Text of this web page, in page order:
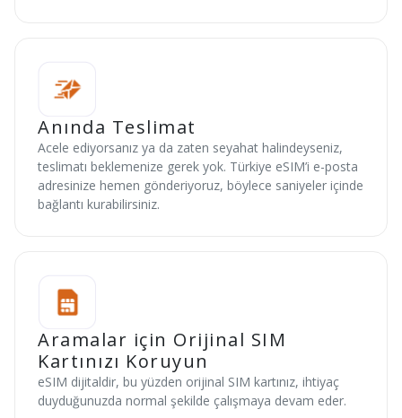
Anında Teslimat
Acele ediyorsanız ya da zaten seyahat halindeyseniz,
teslimatı beklemenize gerek yok. Türkiye eSIM’i e-posta
adresinize hemen gönderiyoruz, böylece saniyeler içinde
bağlantı kurabilirsiniz.
Aramalar için Orijinal SIM
Kartınızı Koruyun
eSIM dijitaldir, bu yüzden orijinal SIM kartınız, ihtiyaç
duyduğunuzda normal şekilde çalışmaya devam eder.